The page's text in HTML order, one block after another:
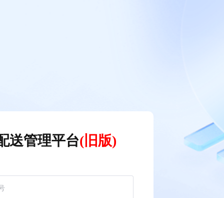
送管理平台(旧版)